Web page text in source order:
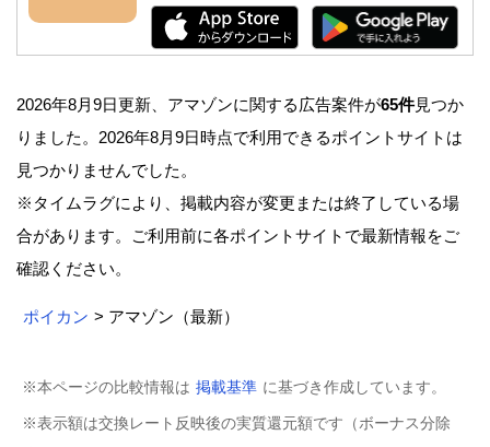
2026年8月9日更新、アマゾンに関する広告案件が65件見つか
りました。2026年8月9日時点で利用できるポイントサイトは
見つかりませんでした。
※タイムラグにより、掲載内容が変更または終了している場
合があります。ご利用前に各ポイントサイトで最新情報をご
確認ください。
ポイカン > アマゾン（最新）
※本ページの比較情報は 掲載基準 に基づき作成しています。
※表示額は交換レート反映後の実質還元額です（ボーナス分除